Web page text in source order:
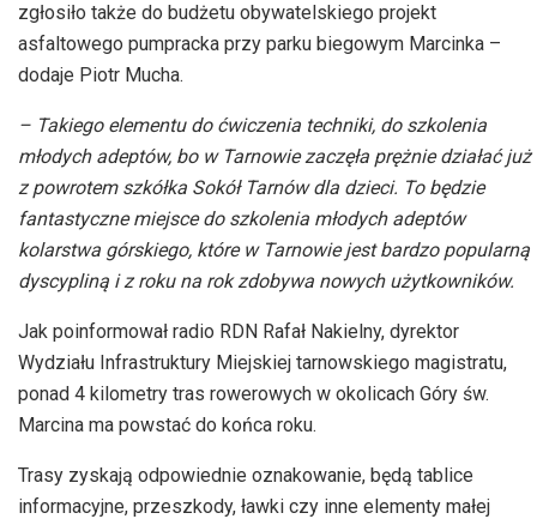
zgłosiło także do budżetu obywatelskiego projekt
asfaltowego pumpracka przy parku biegowym Marcinka –
dodaje Piotr Mucha.
– Takiego elementu do ćwiczenia techniki, do szkolenia
młodych adeptów, bo w Tarnowie zaczęła prężnie działać już
z powrotem szkółka Sokół Tarnów dla dzieci. To będzie
fantastyczne miejsce do szkolenia młodych adeptów
kolarstwa górskiego, które w Tarnowie jest bardzo popularną
dyscypliną i z roku na rok zdobywa nowych użytkowników.
Jak poinformował radio RDN Rafał Nakielny, dyrektor
Wydziału Infrastruktury Miejskiej tarnowskiego magistratu,
ponad 4 kilometry tras rowerowych w okolicach Góry św.
Marcina ma powstać do końca roku.
Trasy zyskają odpowiednie oznakowanie, będą tablice
informacyjne, przeszkody, ławki czy inne elementy małej